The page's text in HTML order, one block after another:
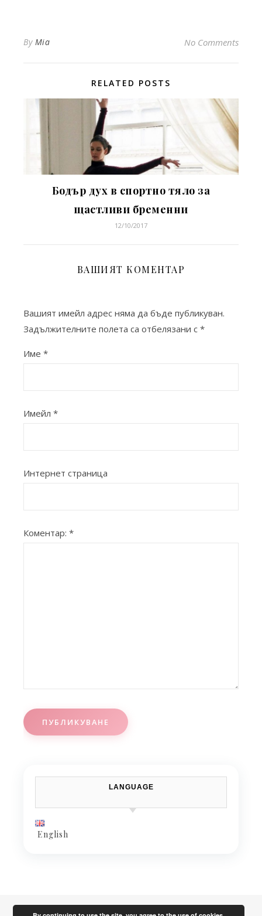
By Mia No Comments
RELATED POSTS
Бодър дух в спортно тяло за
щастливи бременни
12/10/2017
ВАШИЯТ КОМЕНТАР
Вашият имейл адрес няма да бъде публикуван.
Задължителните полета са отбелязани с *
Име *
Имейл *
Интернет страница
Коментар: *
LANGUAGE
English